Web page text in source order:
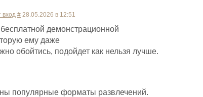
вход # 28.05.2026 в 12:51
демонстрационной
ему даже
обойтись, подойдет как нельзя лучше.
популярные форматы развлечений.